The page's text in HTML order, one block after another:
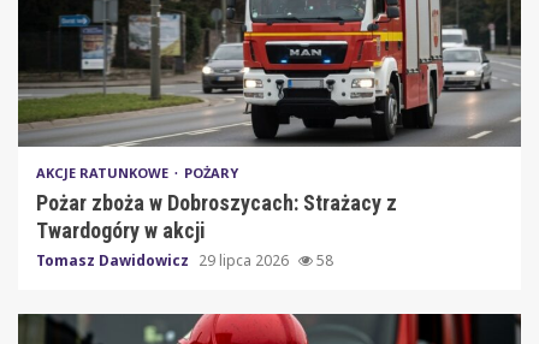
AKCJE RATUNKOWE POŻARY
Pożar zboża w Dobroszycach: Strażacy z
Twardogóry w akcji
Tomasz Dawidowicz 29 lipca 2026 58